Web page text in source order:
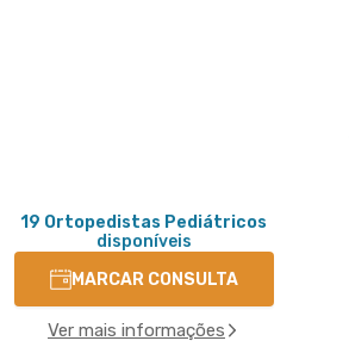
19 Ortopedistas Pediátricos
disponíveis
MARCAR CONSULTA
Ver mais informações